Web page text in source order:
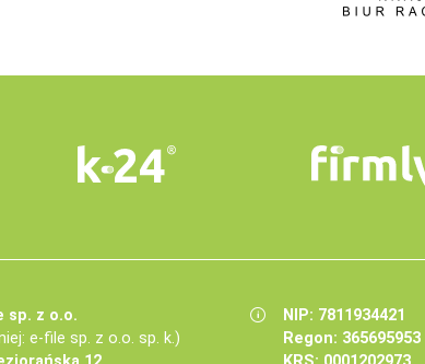
sp. z o.o.
e-file sp. z o.o. sp. k.)
NIP: 7811934421
Regon: 365695953